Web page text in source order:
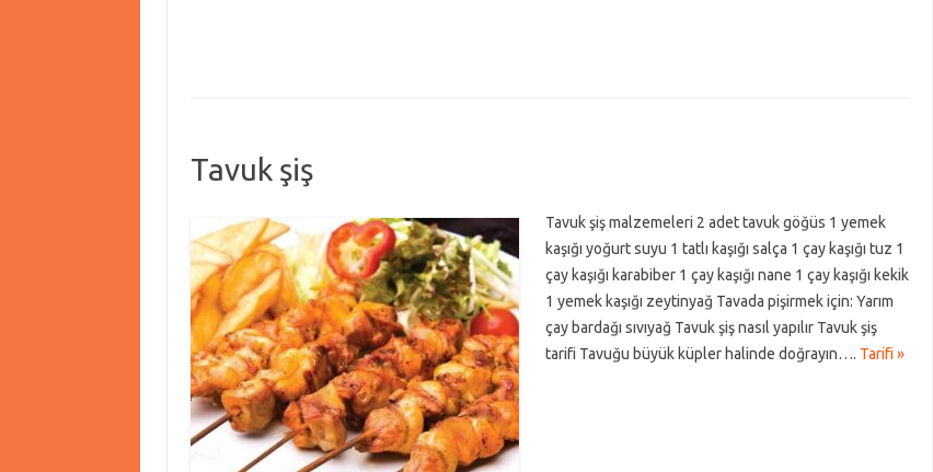
Tavuk şiş
Tavuk şiş malzemeleri 2 adet tavuk göğüs 1 yemek
kaşığı yoğurt suyu 1 tatlı kaşığı salça 1 çay kaşığı tuz 1
çay kaşığı karabiber 1 çay kaşığı nane 1 çay kaşığı kekik
1 yemek kaşığı zeytinyağ Tavada pişirmek için: Yarım
çay bardağı sıvıyağ Tavuk şiş nasıl yapılır Tavuk şiş
tarifi Tavuğu büyük küpler halinde doğrayın…. Tarifi »